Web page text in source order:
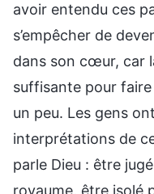
avoir entendu ces
s’empêcher de
dans son cœur, car
suffisante pour
un peu. Les gens
interprétations de
parle Dieu : être
royaume, être isolé